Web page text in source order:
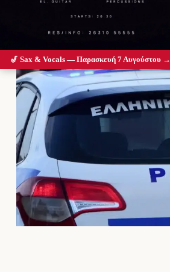
🎷 Sax & Vocals — Παρασκευή 7 Αυγούστου →